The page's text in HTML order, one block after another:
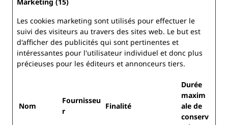
Les cookies marketing sont utilisés pour effectuer le
suivi des visiteurs au travers des sites web. Le but est
d'afficher des publicités qui sont pertinentes et
intéressantes pour l'utilisateur individuel et donc plus
précieuses pour les éditeurs et annonceurs tiers.
Nom
Fournisseu
r
Finalité
Durée
maxim
ale de
conserv